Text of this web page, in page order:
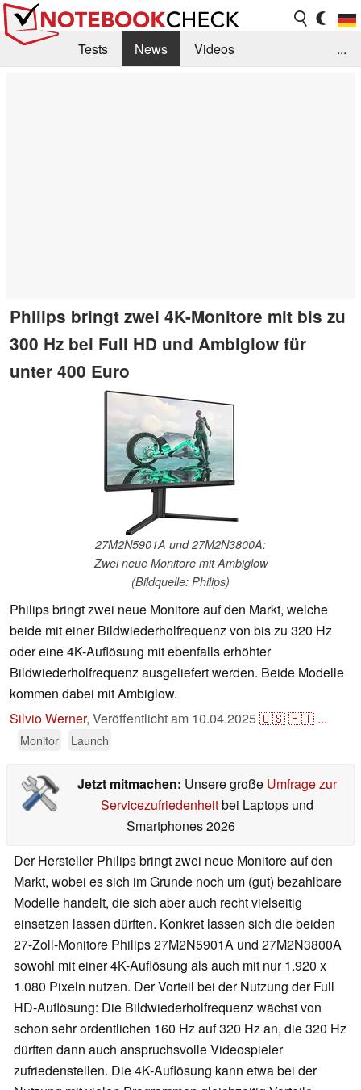
Tests News
Videos
...
Philips bringt zwei 4K-Monitore mit bis zu
300 Hz bei Full HD und Ambiglow für
unter 400 Euro
27M2N5901A und 27M2N3800A:
Zwei neue Monitore mit Ambiglow
(Bildquelle: Philips)
Philips bringt zwei neue Monitore auf den Markt, welche
beide mit einer Bildwiederholfrequenz von bis zu 320 Hz
oder eine 4K-Auflösung mit ebenfalls erhöhter
Bildwiederholfrequenz ausgeliefert werden. Beide Modelle
kommen dabei mit Ambiglow.
Silvio Werner, Veröffentlicht am 10.04.2025🇺🇸🇵🇹 ...
Monitor Launch
Jetzt mitmachen: Unsere große Umfrage zur
Servicezufriedenheitbei Laptops und
Smartphones 2026
Der Hersteller Philips bringt zwei neue Monitore auf den
Markt, wobei es sich im Grunde noch um (gut) bezahlbare
Modelle handelt, die sich aber auch recht vielseitig
einsetzen lassen dürften. Konkret lassen sich die beiden
27-Zoll-Monitore Philips 27M2N5901A und 27M2N3800A
sowohl mit einer 4K-Auflösung als auch mit nur 1.920 x
1.080 Pixeln nutzen. Der Vorteil bei der Nutzung der Full
HD-Auflösung: Die Bildwiederholfrequenz wächst von
schon sehr ordentlichen 160 Hz auf 320 Hz an, die 320 Hz
dürften dann auch anspruchsvolle Videospieler
zufriedenstellen. Die 4K-Auflösung kann etwa bei der